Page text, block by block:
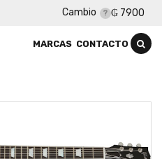
Cambio ₲ 7900
MARCAS CONTACTO